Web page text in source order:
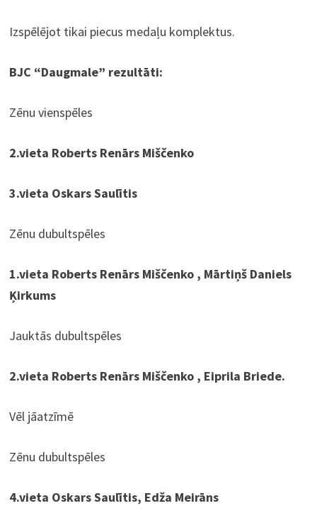
Izspēlējot tikai piecus medaļu komplektus.
BJC “Daugmale” rezultāti:
Zēnu vienspēles
2.vieta Roberts Renārs Miščenko
3.vieta Oskars Saulītis
Zēnu dubultspēles
1.vieta Roberts Renārs Miščenko , Mārtiņš Daniels
Ķirkums
Jauktās dubultspēles
2.vieta Roberts Renārs Miščenko , Eiprila Briede.
Vēl jāatzīmē
Zēnu dubultspēles
4.vieta Oskars Saulītis, Edža Meirāns